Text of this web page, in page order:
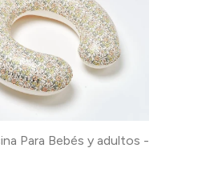
Para Bebés y adultos -